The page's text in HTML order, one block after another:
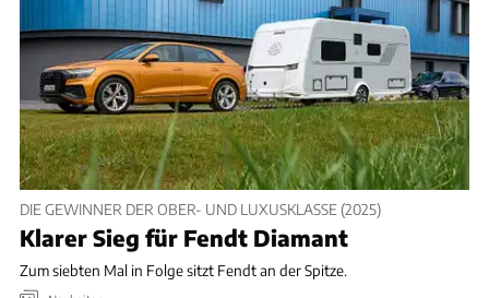
DIE GEWINNER DER OBER- UND LUXUSKLASSE (2025)
Klarer Sieg für Fendt Diamant
Zum siebten Mal in Folge sitzt Fendt an der Spitze.